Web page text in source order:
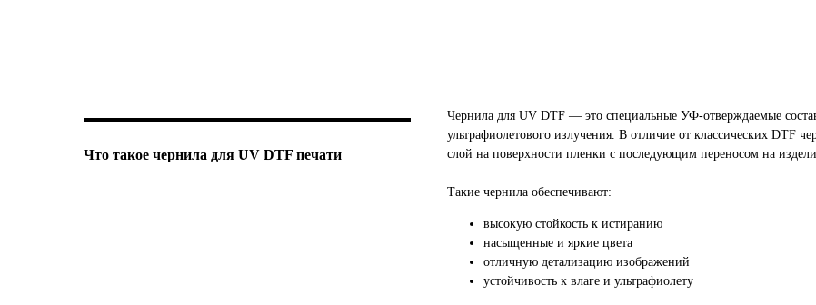
Что такое чернила для UV DTF печати
Чернила для UV DTF — это специальные УФ-отверждаемые
ультрафиолетового излучения. В отличие от классических DTF
слой на поверхности пленки с последующим переносом на
Такие чернила обеспечивают:
высокую стойкость к истиранию
насыщенные и яркие цвета
отличную детализацию изображений
устойчивость к влаге и ультрафиолету